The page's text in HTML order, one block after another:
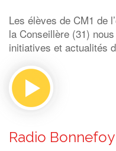
Les élèves de CM1 de
la Conseillère (31)
initiatives et actualités
Radio Bonnefoy